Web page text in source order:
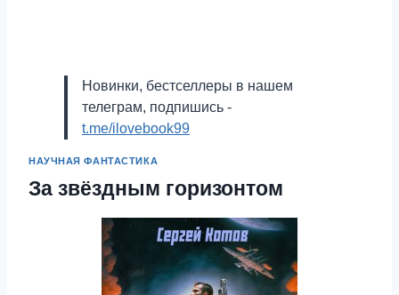
Новинки, бестселлеры в нашем
телеграм, подпишись -
t.me/ilovebook99
НАУЧНАЯ ФАНТАСТИКА
За звёздным горизонтом